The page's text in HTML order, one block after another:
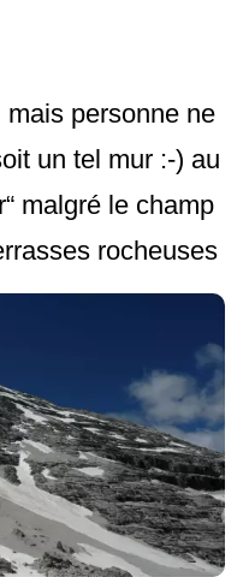
personne ne
un tel mur :-) au
malgré le champ
rocheuses